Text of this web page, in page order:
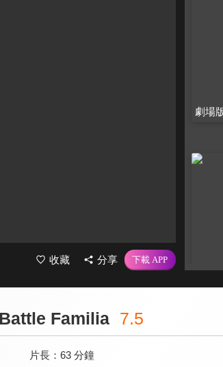
收藏 分享
Familia 7.5
片長： 63 分鐘